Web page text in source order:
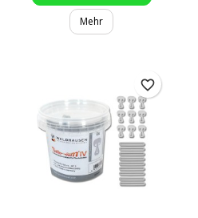
Mehr
favorite_border